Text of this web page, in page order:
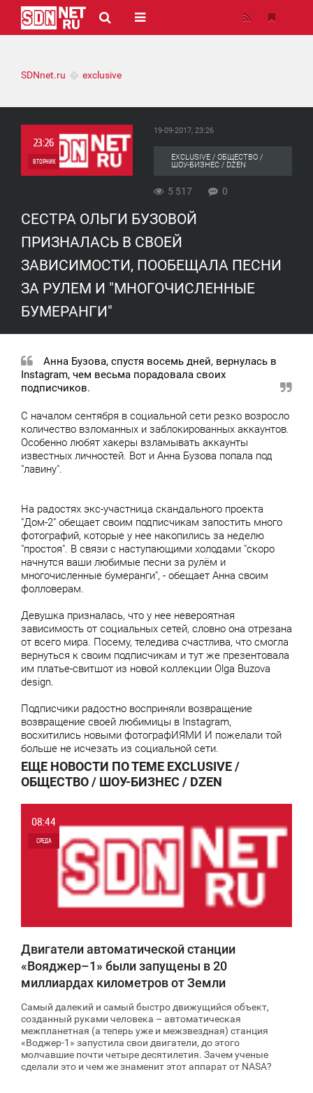
SDNnet.ru exclusive
23:26
ВТОРНИК
5 517
19-09-2017, 23:26
EXCLUSIVE / ОБЩЕСТВО /
ШОУ-БИЗНЕС / DZEN
5 517 0
СЕСТРА ОЛЬГИ БУЗОВОЙ
ПРИЗНАЛАСЬ В СВОЕЙ
ЗАВИСИМОСТИ, ПООБЕЩАЛА ПЕСНИ
ЗА РУЛЕМ И "МНОГОЧИСЛЕННЫЕ
БУМЕРАНГИ"
Анна Бузова, спустя восемь дней, вернулась в
Instagram, чем весьма порадовала своих
подписчиков.
С началом сентября в социальной сети резко возросло
количество взломанных и заблокированных аккаунтов.
Особенно любят хакеры взламывать аккаунты
известных личностей. Вот и Анна Бузова попала под
"лавину".
На радостях экс-участница скандального проекта
"Дом-2" обещает своим подписчикам запостить много
фотографий, которые у нее накопились за неделю
"простоя". В связи с наступающими холодами "скоро
начнутся ваши любимые песни за рулём и
многочисленные бумеранги", - обещает Анна своим
фолловерам.
Девушка призналась, что у нее невероятная
зависимость от социальных сетей, словно она отрезана
от всего мира. Посему, теледива счастлива, что смогла
вернуться к своим подписчикам и тут же презентовала
им платье-свитшот из новой коллекции Оlga Buzova
design.
Подписчики радостно восприняли возвращение
возвращение своей любимицы в Instagram,
восхитились новыми фотографИЯМИ И пожелали той
больше не исчезать из социальной сети.
ЕЩЕ НОВОСТИ ПО ТЕМЕ EXCLUSIVE /
ОБЩЕСТВО / ШОУ-БИЗНЕС / DZEN
08:44
СРЕДА
Двигатели автоматической станции
«Вояджер–1» были запущены в 20
миллиардах километров от Земли
Самый далекий и самый быстро движущийся объект,
созданный руками человека – автоматическая
межпланетная (а теперь уже и межзвездная) станция
«Воджер-1» запустила свои двигатели, до этого
молчавшие почти четыре десятилетия. Зачем ученые
сделали это и чем же знаменит этот аппарат от NASA?